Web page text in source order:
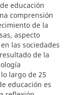
educación
comprensión
de la
aspecto
las sociedades
de la
largo de 25
educación es